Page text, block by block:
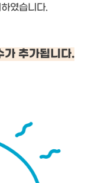
였습니다.
가 추가됩니다.